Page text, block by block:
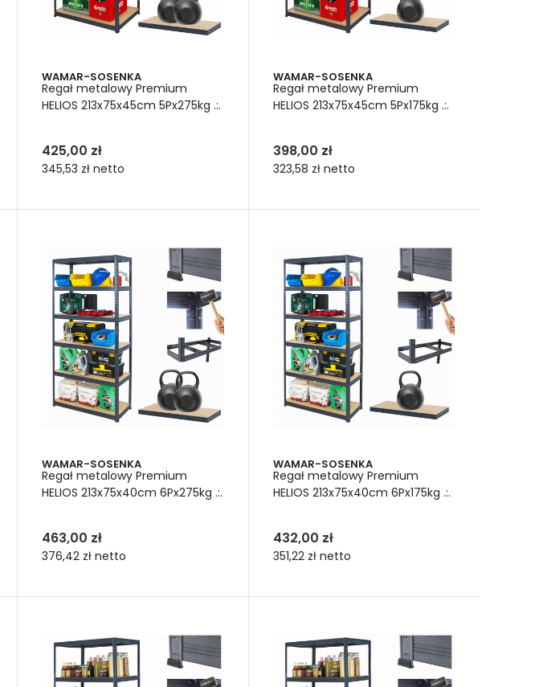
WAMAR-SOSENKA
Regał metalowy Premium
HELIOS 213x75x45cm 5Px275kg .:.
425,00 zł
345,53 złnetto
WAMAR-SOSENKA
Regał metalowy Premium
HELIOS 213x75x45cm 5Px175kg .:.
398,00 zł
323,58 zł netto
WAMAR-SOSENKA
Regał metalowy Premium
HELIOS 213x75x40cm 6Px275kg .:.
463,00 zł
376,42 złnetto
WAMAR-SOSENKA
Regał metalowy Premium
HELIOS 213x75x40cm 6Px175kg .:.
432,00 zł
351,22 zł netto